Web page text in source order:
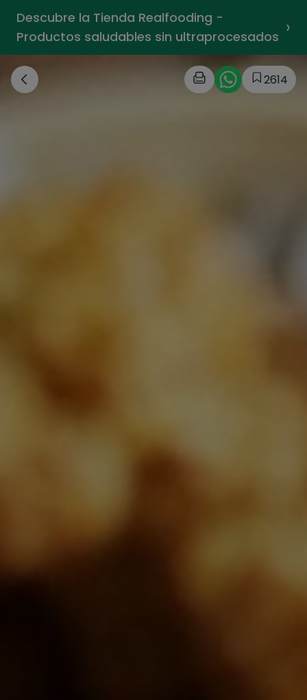
Descubre la Tienda Realfooding -
Productos saludables sin ultraprocesados ›
2614